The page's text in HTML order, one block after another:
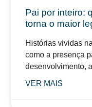
Pai por inteiro:
torna o maior
Histórias vividas
como a presença
desenvolvimento,
VER MAIS